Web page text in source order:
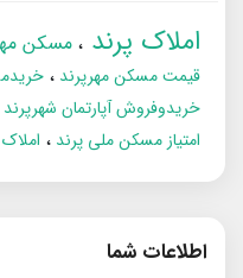
املاک پرند مسکن
قیمت مسکن مهرپرند
خریدوفروش آپارتمان شهرپرند
امتیاز مسکن ملی پرند
املاک
اطلاعات شما